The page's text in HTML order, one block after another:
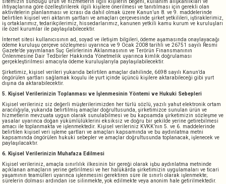
sitemizin sunduğu ürün ve hizmetlerin ilgili kişilerin beğeni, kullanım alışkanlıkları ve
ihtiyaçlarına göre özelleştirilerek ilgili kişilere önerilmesi ve tanıtılması için gerekli olan
aktivitelerin planlanması ve icrası da dahil olmak üzere Kanun’un 8. ve 9. maddelerinde
belirtilen kişisel veri aktarım şartları ve amaçları çerçevesinde şirket yetkilileri, iştiraklerimiz,
iş ortaklarımız, tedarikçilerimiz, hissedarlarımız, kanunen yetkili kamu kurum ve kuruluşları
ile özel kurumlar ile paylaşılabilecektir.
İnternet sitesi kullanıcısının ad, soyad ve iletişim bilgileri, ödeme aşamasında onaylayacağı
ödeme kuruluşu çerçeve sözleşmesi uyarınca ve 9 Ocak 2008 tarihli ve 26751 sayılı Resmi
Gazete’de yayımlanan Suç Gelirlerinin Aklanmasının ve Terörün Finansmanının
Önlenmesine Dair Tedbirler Hakkında Yönetmelik uyarınca kimlik doğrulaması
gerçekleştirilmesi amacıyla ödeme kuruluşlarıyla paylaşılabilecektir.
Şirketimiz, kişisel verileri yukarıda belirtilen amaçlar dahilinde, 6698 sayılı Kanun’da
öngörülen şartları sağlamak koşulu ile yurt içinde üçüncü kişilere aktarabileceği gibi yurt
dışına da aktarabilecektir.
5. Kişisel Verilerinizin Toplanması ve İşlenmesinin Yöntemi ve Hukuki Sebepleri
Kişisel verileriniz siz değerli müşterilerimizden her türlü sözlü, yazılı yahut elektronik ortam
aracılığıyla, yukarıda belirtilmiş amaçlar doğrultusunda, şirketimizce sunulan ürün ve
hizmetlerin mevzuata uygun olarak sunulabilmesi ve bu kapsamda şirketimizin sözleşme ve
yasalar uyarınca doğan yükümlülüklerini eksiksiz ve doğru bir şekilde yerine getirebilmesi
amacı ile toplanmakta ve işlenmektedir. Kişisel verileriniz KVKK’nın 5. ve 6. maddelerinde
belirtilen kişisel veri işleme şartları ve amaçları kapsamında ve bu aydınlatma metni
kapsamında öngörülen hukuki sebepler ve amaçlar doğrultusunda toplanacak, işlenecek ve
paylaşılacaktır.
6. Kişisel Verilerinizin Muhafaza Edilmesi
Kişisel verileriniz, amaçla sınırlılık ilkesinin bir gereği olarak işbu aydınlatma metninde
açıklanan amaçların yerine getirilmesi ve her halükârda şirketimizin uygulamaları ve ticari
yaşamının teamülleri uyarınca işlenmesini gerektiren süre ile sınırlı olarak işlenmekte;
sürelerin dolması ardından ise silinmekte, yok edilmekte veya anonim hale getirilmektedir.